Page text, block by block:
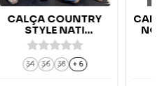
CALÇA COUNTRY
STYLE NATI
CARPINTEIRA FLARE
- DELAVE
34 36 38 + 6